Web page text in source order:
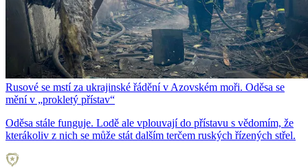
Rusové se mstí za ukrajinské řádění v Azovském moři. Oděsa se
mění v „prokletý přístav“
Oděsa stále funguje. Lodě ale vplouvají do přístavu s vědomím, že
kterákoliv z nich se může stát dalším terčem ruských řízených střel.